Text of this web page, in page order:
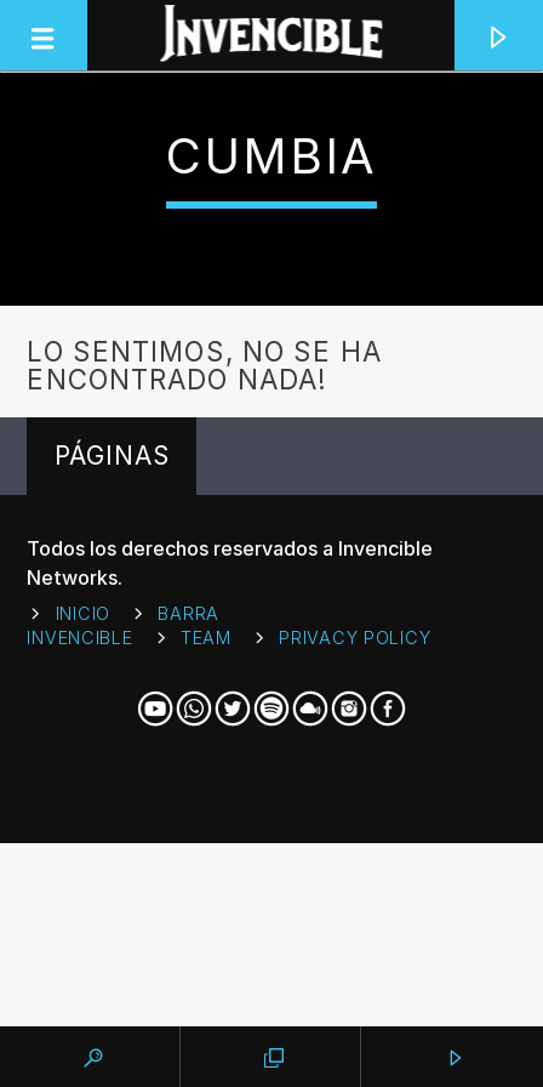
INVENCIBLE RADIO
JUNTOS SOMOS INVENCIBLES
CANCIÓN ACTUAL
TÍTULO
ARTISTA
CUMBIA
LO SENTIMOS, NO SE HA
ENCONTRADO NADA!
PÁGINAS
Todos los derechos reservados a Invencible
Networks.
INICIO
BARRA
INVENCIBLE
TEAM PRIVACY POLICY